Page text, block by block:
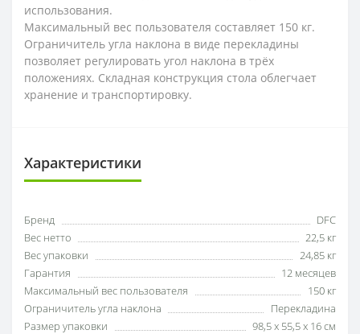
использования.
Максимальный вес пользователя составляет 150 кг.
Ограничитель угла наклона в виде перекладины
позволяет регулировать угол наклона в трёх
положениях. Складная конструкция стола облегчает
хранение и транспортировку.
Характеристики
Бренд
DFC
Вес нетто
22,5 кг
Вес упаковки
24,85 кг
Гарантия
12 месяцев
Максимальный вес пользователя
150 кг
Ограничитель угла наклона
Перекладина
Размер упаковки
98,5 x 55,5 x 16 см